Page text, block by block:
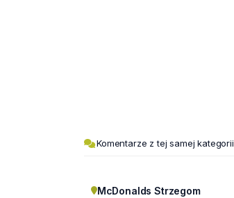
Komentarze z tej samej kategorii
McDonalds Strzegom